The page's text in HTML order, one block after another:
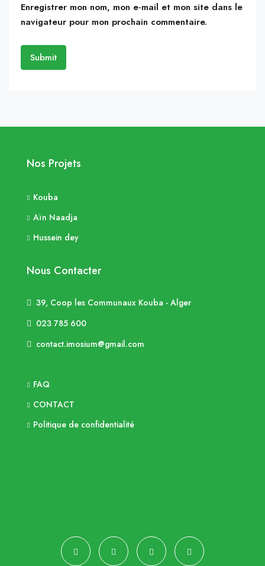
Enregistrer mon nom, mon e-mail et mon site dans le
navigateur pour mon prochain commentaire.
Nos Projets
Kouba
Aïn Naadja
Hussein dey
Nous Contacter
39, Coop les Communaux Kouba - Alger
023 785 600
contact.imosium@gmail.com
FAQ
CONTACT
Politique de confidentialité